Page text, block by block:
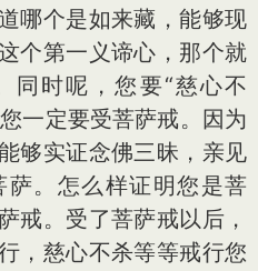
哪个是如来藏，能够现
个第一义谛心，那个就
同时呢，您要“慈心不
一定要受菩萨戒。因为
够实证念佛三昧，亲见
。怎么样证明您是菩
戒。受了菩萨戒以后，
，慈心不杀等等戒行您